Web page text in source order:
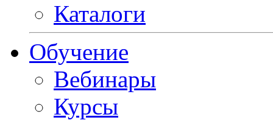
Каталоги
Обучение
Вебинары
Курсы